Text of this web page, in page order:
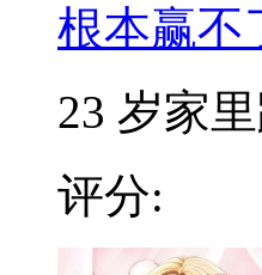
根本赢不
23 岁家
评分: